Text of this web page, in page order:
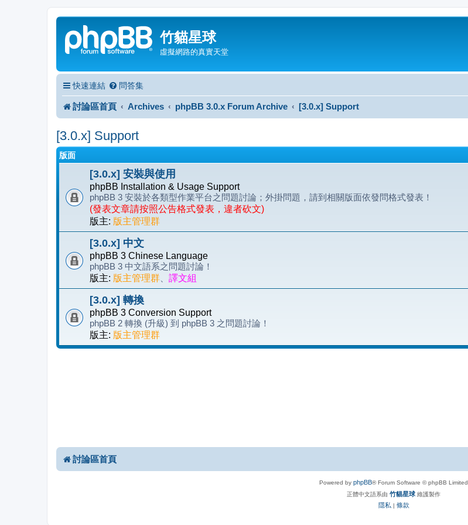
竹貓星球
虛擬網路的真實天堂
快速連結 問答集
討論區首頁 Archives phpBB 3.0.x Forum Archive [3.0.x] Support
[3.0.x] Support
版面
[3.0.x] 安裝與使用
phpBB Installation & Usage Support
phpBB 3 安裝於各類型作業平台之問題討論；外掛問題，請到相關版面依發問格式發表！
(發表文章請按照公告格式發表，違者砍文)
版主: 版主管理群
[3.0.x] 中文
phpBB 3 Chinese Language
phpBB 3 中文語系之問題討論！
版主: 版主管理群 譯文組
[3.0.x] 轉換
phpBB 3 Conversion Support
phpBB 2 轉換 (升級) 到 phpBB 3 之問題討論！
版主: 版主管理群
討論區首頁
Powered by phpBB® Forum Software © phpBB Limited
正體中文語系由 竹貓星球 維護製作
隱私 | 條款